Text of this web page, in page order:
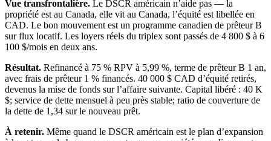
Vue transfrontalière. Le DSCR américain n’aide pas — la
propriété est au Canada, elle vit au Canada, l’équité est libellée en
CAD. Le bon mouvement est un programme canadien de prêteur B
sur flux locatif. Les loyers réels du triplex sont passés de 4 800 $ à 6
100 $/mois en deux ans.
Résultat. Refinancé à 75 % RPV à 5,99 %, terme de prêteur B 1 an,
avec frais de prêteur 1 % financés. 40 000 $ CAD d’équité retirés,
devenus la mise de fonds sur l’affaire suivante. Capital libéré : 40 K
$; service de dette mensuel à peu près stable; ratio de couverture de
la dette de 1,34 sur le nouveau prêt.
À retenir. Même quand le DSCR américain est le plan d’expansion